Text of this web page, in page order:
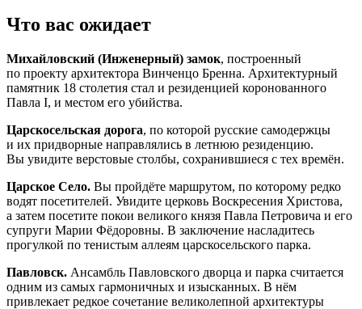
Что вас ожидает
Михайловский (Инженерный) замок, построенный
по проекту архитектора Винченцо Бренна. Архитектурный
памятник 18 столетия стал и резиденцией коронованного
Павла I, и местом его убийства.
Царскосельская дорога, по которой русские самодержцы
и их придворные направлялись в летнюю резиденцию.
Вы увидите верстовые столбы, сохранившиеся с тех времён.
Царское Село. Вы пройдёте маршрутом, по которому редко
водят посетителей. Увидите церковь Воскресения Христова,
а затем посетите покои великого князя Павла Петровича и его
супруги Марии Фёдоровны. В заключение насладитесь
прогулкой по тенистым аллеям царскосельского парка.
Павловск. Ансамбль Павловского дворца и парка считается
одним из самых гармоничных и изысканных. В нём
привлекает редкое сочетание великолепной архитектуры